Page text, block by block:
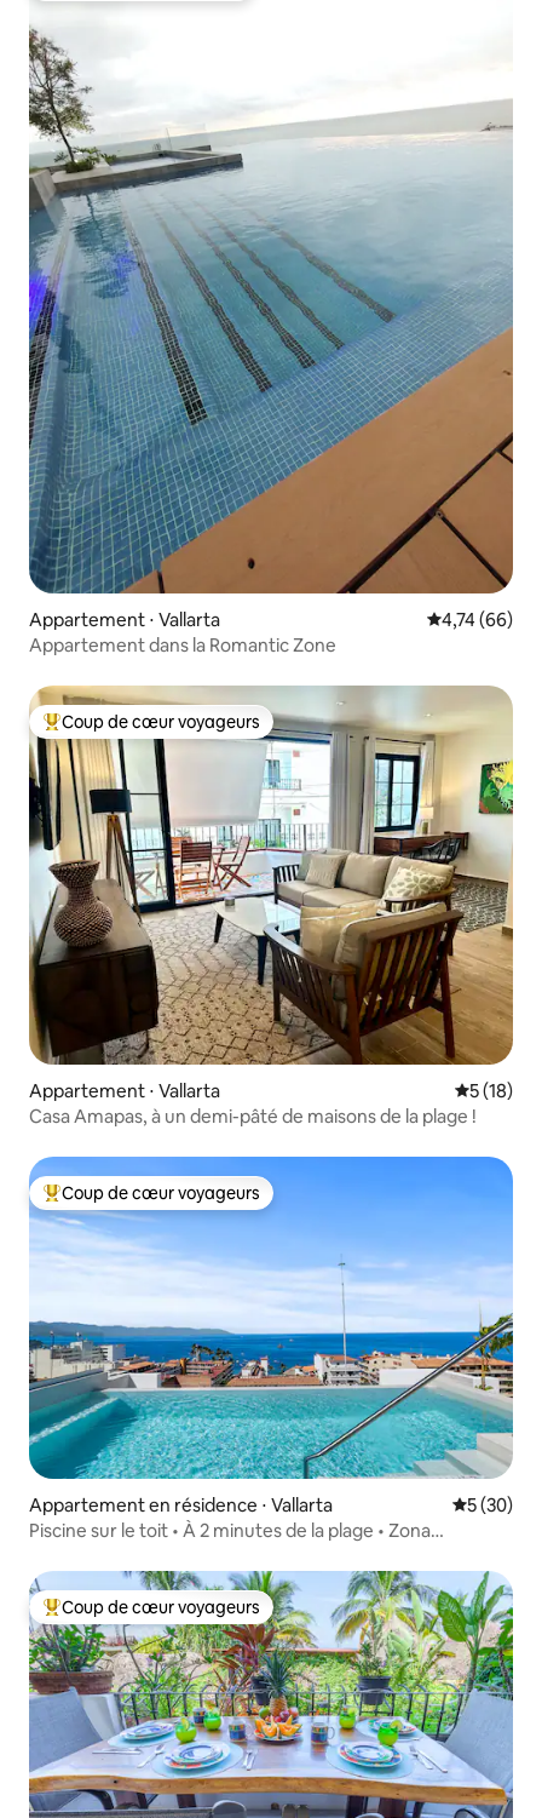
Appartement ⋅ Vallarta Évaluation
4,74 (66)
Appartement dans la Romantic Zone
Coups de cœur voyageurs les plus appréciés
Coup de cœur voyageurs
Appartement ⋅ Vallarta
5 (18)
Casa Amapas, à un demi-pâté de maisons de la plage !
Coups de cœur voyageurs les plus appréciés
Coup de cœur voyageurs
Appartement en résidence ⋅ Vallarta
5 (30)
Piscine sur le toit • À 2 minutes de la plage • Zona
Coups de cœur voyageurs les plus appréciés
Coup de cœur voyageurs